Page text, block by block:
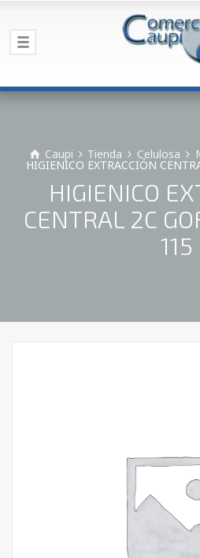
Caupi Tienda Celulosa
HIGIENICO EXTRACCIÓN
HIGIENICO
CENTRAL 2C
115